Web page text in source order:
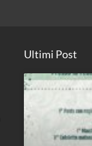
Ultimi Post